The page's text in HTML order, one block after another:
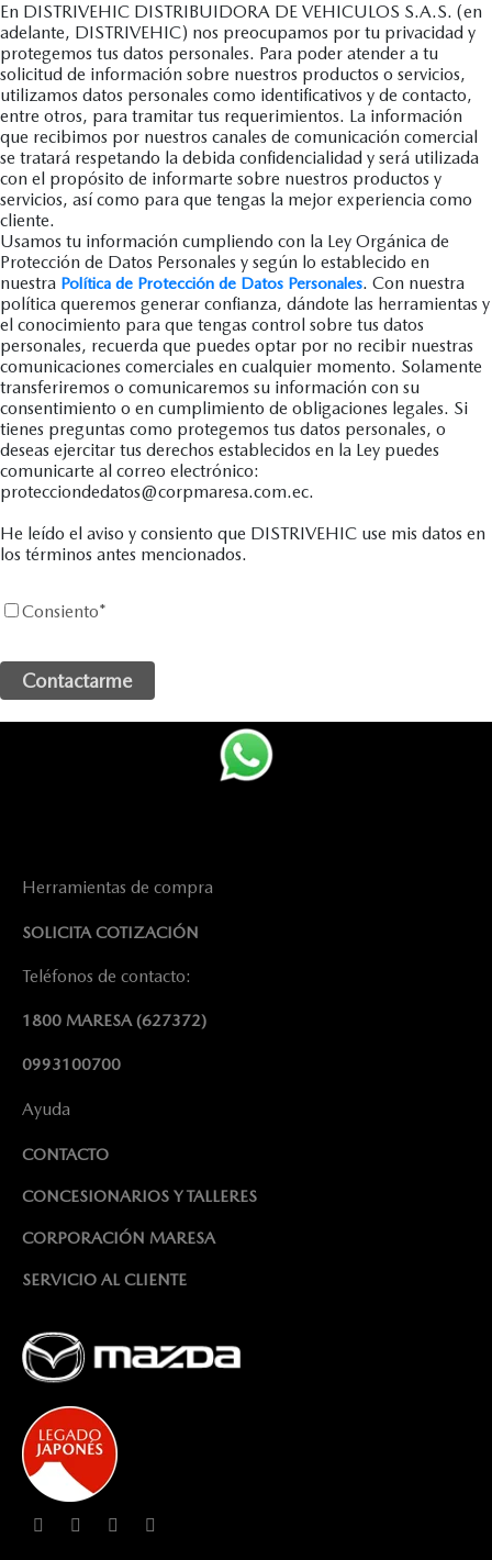
En DISTRIVEHIC DISTRIBUIDORA DE VEHICULOS S.A.S. (en
adelante, DISTRIVEHIC) nos preocupamos por tu privacidad y
protegemos tus datos personales. Para poder atender a tu
solicitud de información sobre nuestros productos o servicios,
utilizamos datos personales como identificativos y de contacto,
entre otros, para tramitar tus requerimientos. La información
que recibimos por nuestros canales de comunicación comercial
se tratará respetando la debida confidencialidad y será utilizada
con el propósito de informarte sobre nuestros productos y
servicios, así como para que tengas la mejor experiencia como
cliente.
Usamos tu información cumpliendo con la Ley Orgánica de
Protección de Datos Personales y según lo establecido en
nuestra Política de Protección de Datos Personales. Con nuestra
política queremos generar confianza, dándote las herramientas y
el conocimiento para que tengas control sobre tus datos
personales, recuerda que puedes optar por no recibir nuestras
comunicaciones comerciales en cualquier momento. Solamente
transferiremos o comunicaremos su información con su
consentimiento o en cumplimiento de obligaciones legales. Si
tienes preguntas como protegemos tus datos personales, o
deseas ejercitar tus derechos establecidos en la Ley puedes
comunicarte al correo electrónico:
protecciondedatos@corpmaresa.com.ec.
He leído el aviso y consiento que DISTRIVEHIC use mis datos en
los términos antes mencionados.
Consiento*
Herramientas de compra
SOLICITA COTIZACIÓN
Teléfonos de contacto:
1800 MARESA(627372)
0993100700
Ayuda
CONTACTO
CONCESIONARIOS Y TALLERES
CORPORACIÓN MARESA
SERVICIO AL CLIENTE